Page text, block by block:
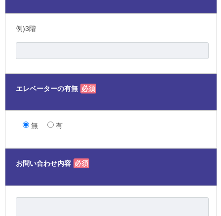
例)3階
エレベーターの有無 必須
無 有
お問い合わせ内容 必須